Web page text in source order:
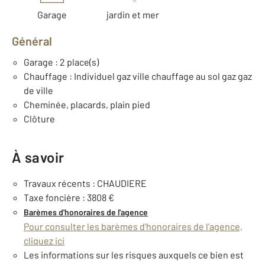
Garage jardin et mer
Général
Garage : 2 place(s)
Chauffage : Individuel gaz ville chauffage au sol gaz gaz
de ville
Cheminée, placards, plain pied
Clôture
À savoir
Travaux récents : CHAUDIERE
Taxe foncière : 3808 €
Barèmes d'honoraires de l'agence
Pour consulter les barèmes d'honoraires de l'agence,
cliquez ici
Les informations sur les risques auxquels ce bien est